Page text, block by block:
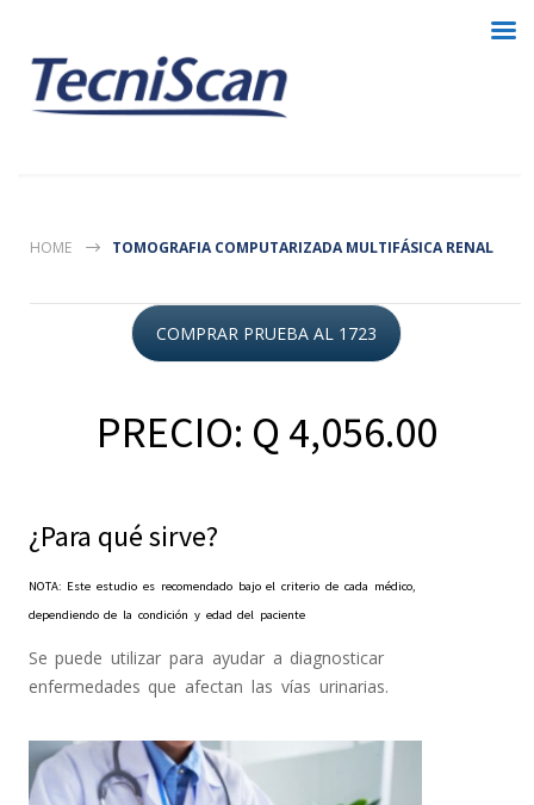
HOME TOMOGRAFIA COMPUTARIZADA MULTIFÁSICA RENAL
COMPRAR PRUEBA AL 1723
PRECIO: Q 4,056.00
¿Para qué sirve?
NOTA: Este estudio es recomendado bajo el criterio de cada médico,
dependiendo de la condición y edad del paciente
Se puede utilizar para ayudar a diagnosticar
enfermedades que afectan las vías urinarias.